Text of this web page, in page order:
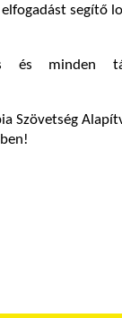
segítő
és minden
Szövetség